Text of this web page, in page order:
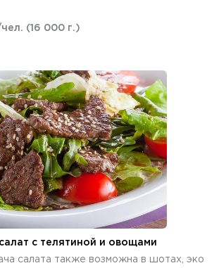
(16 000 г.)
с телятиной и овощами
салата также возможна в шотах, эко